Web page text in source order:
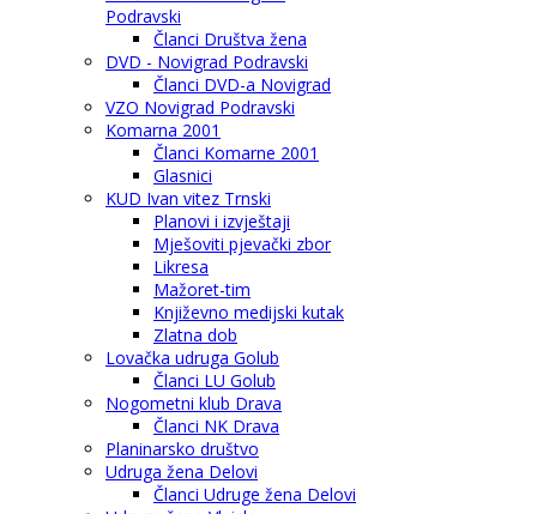
Podravski
Članci Društva žena
DVD - Novigrad Podravski
Članci DVD-a Novigrad
VZO Novigrad Podravski
Komarna 2001
Članci Komarne 2001
Glasnici
KUD Ivan vitez Trnski
Planovi i izvještaji
Mješoviti pjevački zbor
Likresa
Mažoret-tim
Književno medijski kutak
Zlatna dob
Lovačka udruga Golub
Članci LU Golub
Nogometni klub Drava
Članci NK Drava
Planinarsko društvo
Udruga žena Delovi
Članci Udruge žena Delovi